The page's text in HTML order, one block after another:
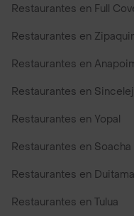
Restaurantes en Full
Restaurantes en
Restaurantes en
Restaurantes en
Restaurantes en Yopal
Restaurantes en Soacha
Restaurantes en Duitama
Restaurantes en Tulua